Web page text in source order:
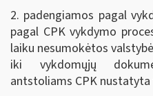
2. padengiamos pagal
pagal CPK vykdymo
laiku nesumokėtos
iki vykdomųjų
antstoliams CPK